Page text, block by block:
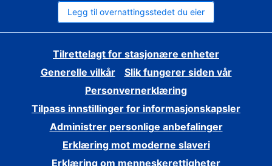
Legg til overnattingsstedet du eier
Tilrettelagt for stasjonære enheter
Generelle vilkår
Slik fungerer siden vår
Personvernerklæring
Tilpass innstillinger for informasjonskapsler
Administrer personlige anbefalinger
Erklæring mot moderne slaveri
Erklæring om menneskerettigheter